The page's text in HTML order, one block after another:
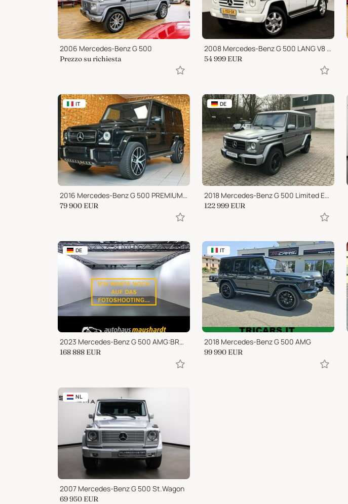
2006 Mercedes-Benz G 500
Prezzo su richiesta
2008 Mercedes-Benz G 500 LANG V8 5.5
54 999 EUR
IT
2016 Mercedes-Benz G 500 PREMIUM PLUS AMG TETTO 21"RADAR SED.RISC.STRAFULL!
79 900 EUR
DE
2018 Mercedes-Benz G 500 Limited Edition Anschluss-Garantie WIE NEU
122 999 EUR
DE
2023 Mercedes-Benz G 500 AMG:BRABUS 22Z/NIGHT/LED/SD/BURMESTER/STHZ
168 888 EUR
IT
2018 Mercedes-Benz G 500 AMG
99 990 EUR
NL
2007 Mercedes-Benz G 500 St.Wagon
69 950 EUR